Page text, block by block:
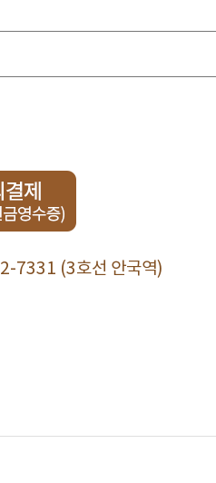
7331 (3호선 안국역)